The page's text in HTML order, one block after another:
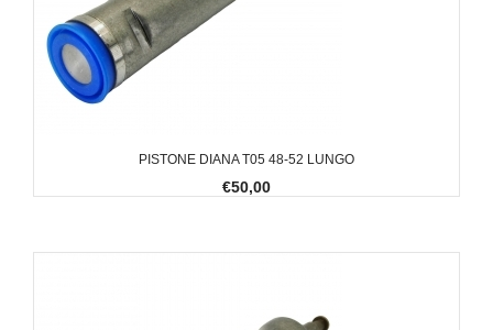
PISTONE DIANA T05 48-52 LUNGO
€50,00